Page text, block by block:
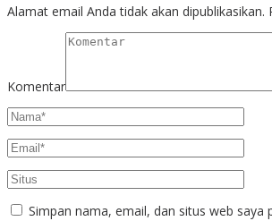
Alamat email Anda tidak akan dipublikasikan.
Komentar
Simpan nama, email, dan situs web